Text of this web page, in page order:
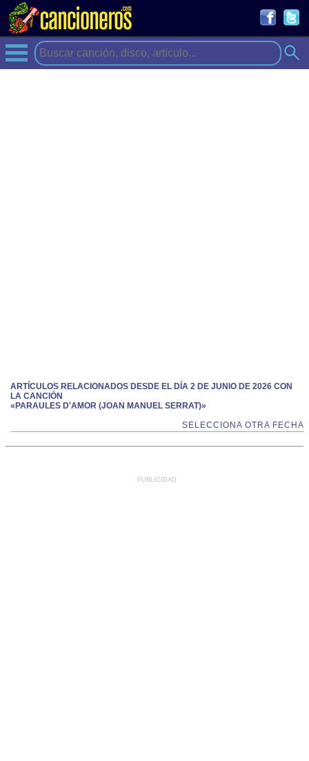
ARTÍCULOS RELACIONADOS DESDE EL DÍA 2 DE JUNIO DE 2026 CON
LA CANCIÓN
«PARAULES D'AMOR (JOAN MANUEL SERRAT)»
SELECCIONA OTRA FECHA
PUBLICIDAD